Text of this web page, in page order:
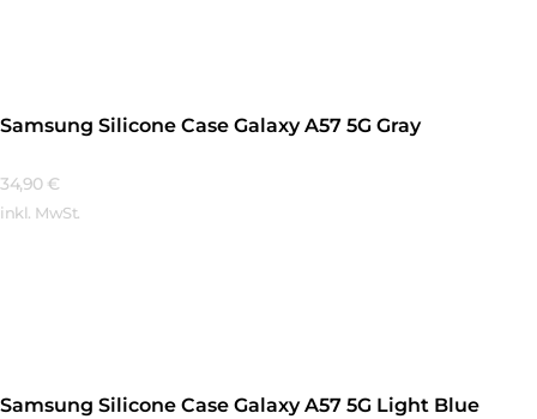
Samsung Silicone Case Galaxy A57 5G Gray
34,90 €
inkl. MwSt.
Samsung Silicone Case Galaxy A57 5G Light Blue